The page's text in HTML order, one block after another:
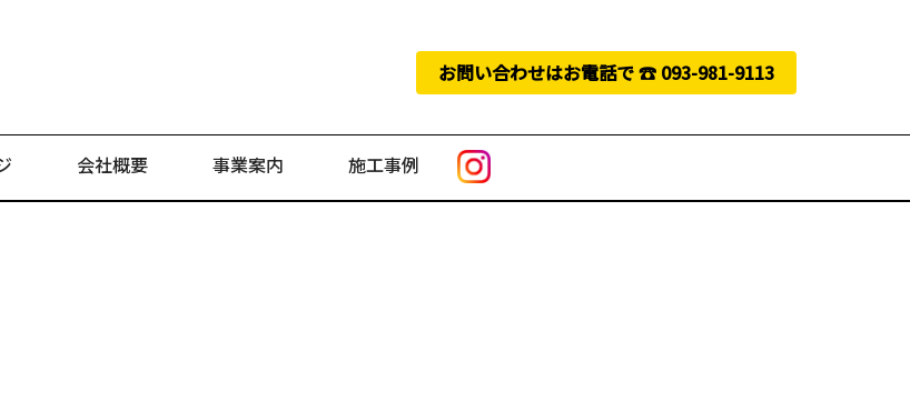
お問い合わせはお電話で ☎︎ 093-981-9113
会社概要 事業案内 施工事例